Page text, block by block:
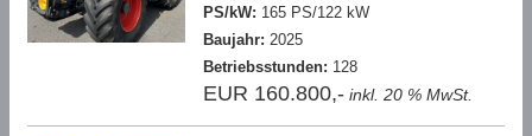
PS/kW: 165 PS/122 kW
Baujahr: 2025
Betriebsstunden: 128
EUR 160.800,- inkl. 20 % MwSt.